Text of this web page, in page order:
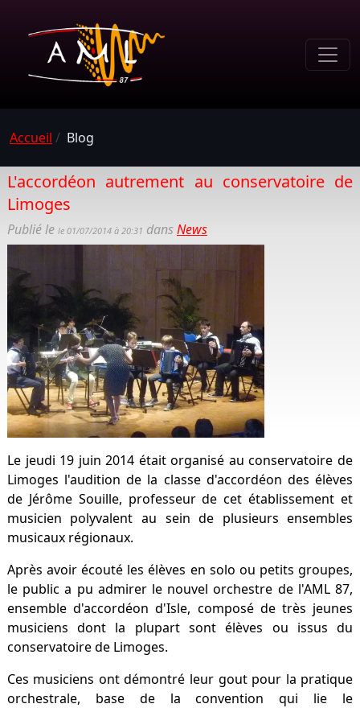
Accueil / Blog
L'accordéon autrement au conservatoire de
Limoges
Publié le le 01/07/2014 à 20:31 dans News
Le jeudi 19 juin 2014 était organisé au conservatoire de
Limoges l'audition de la classe d'accordéon des élèves
de Jérôme Souille, professeur de cet établissement et
musicien polyvalent au sein de plusieurs ensembles
musicaux régionaux.
Après avoir écouté les élèves en solo ou petits groupes,
le public a pu admirer le nouvel orchestre de l'AML 87,
ensemble d'accordéon d'Isle, composé de très jeunes
musiciens dont la plupart sont élèves ou issus du
conservatoire de Limoges.
Ces musiciens ont démontré leur gout pour la pratique
orchestrale, base de la convention qui lie le